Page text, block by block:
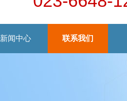
新闻中心 联系我们